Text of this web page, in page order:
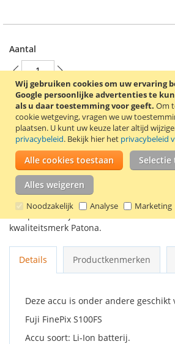
Wij gebruiken cookies om uw ervaring
Google persoonlijke advertenties te
als u daar toestemming voor geeft. Om
cookie wetgeving, vragen we uw
plaatsen. U kunt uw keuze later altijd
privacybeleid. Bekijk hier het privacybeleid
Alle cookies toestaan Selectie
Alles weigeren
Noodzakelijk Analyse Marketing
Aantal
In
VOEG TOE AAN
TOEVOEGEN OM TE
kwaliteitsmerk Patona.
Details Productkenmerken
Deze accu is onder andere geschikt
Fuji FinePix S100FS
Accu soort: Li-Ion batterij.